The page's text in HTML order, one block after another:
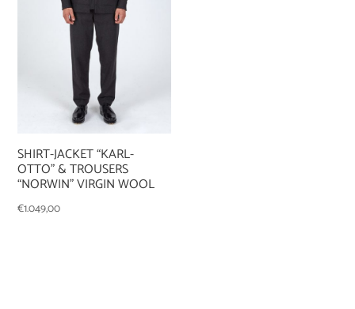
SHIRT-JACKET “KARL-
OTTO” & TROUSERS
“NORWIN” VIRGIN WOOL
€1.049,00